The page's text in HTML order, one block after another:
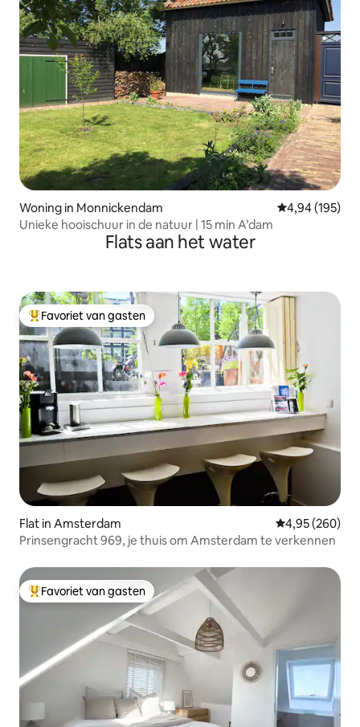
Woning in Monnickendam Gemiddelde
4,94 (195)
Unieke hooischuur in de natuur | 15 min A’dam
Flats aan het water
Topfavoriet van gasten
Favoriet van gasten
Flat in Amsterdam Gemiddelde
4,95 (260)
Prinsengracht 969, je thuis om Amsterdam te verkennen
Topfavoriet van gasten
Favoriet van gasten